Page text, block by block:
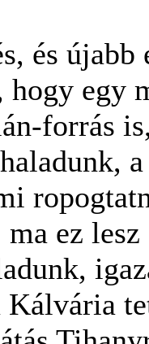
és
hogy egy
forrás
ez